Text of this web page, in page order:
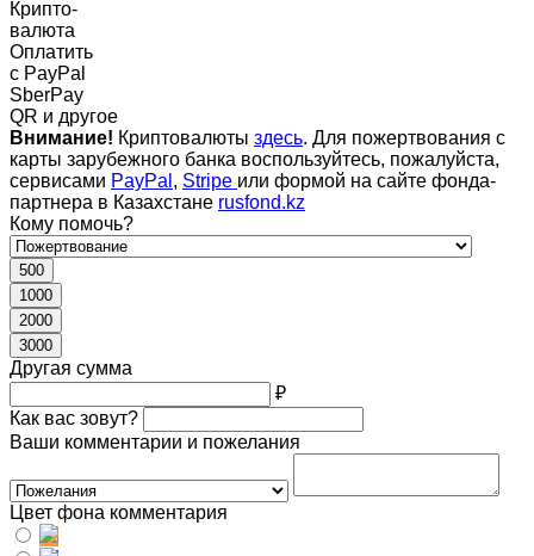
Крипто-
валюта
Оплатить
c PayPal
SberPay
QR и другое
Внимание! Криптовалюты здесь. Для пожертвования с
карты зарубежного банка воспользуйтесь, пожалуйста,
сервисами PayPal , Stripe или формой на сайте фонда-
партнера в Казахстане rusfond.kz
Кому помочь?
500
1000
2000
3000
Другая сумма
₽
Как вас зовут?
Ваши комментарии и пожелания
Цвет фона комментария